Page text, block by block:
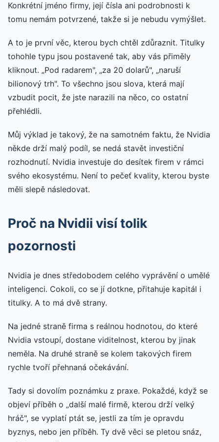
Konkrétní jméno firmy, její čísla ani podrobnosti k
tomu nemám potvrzené, takže si je nebudu vymýšlet.
A to je první věc, kterou bych chtěl zdůraznit. Titulky
tohohle typu jsou postavené tak, aby vás přiměly
kliknout. „Pod radarem", „za 20 dolarů", „naruší
bilionový trh". To všechno jsou slova, která mají
vzbudit pocit, že jste narazili na něco, co ostatní
přehlédli.
Můj výklad je takový, že na samotném faktu, že Nvidia
někde drží malý podíl, se nedá stavět investiční
rozhodnutí. Nvidia investuje do desítek firem v rámci
svého ekosystému. Není to pečeť kvality, kterou byste
měli slepě následovat.
Proč na Nvidii visí tolik
pozornosti
Nvidia je dnes středobodem celého vyprávění o umělé
inteligenci. Cokoli, co se jí dotkne, přitahuje kapitál i
titulky. A to má dvě strany.
Na jedné straně firma s reálnou hodnotou, do které
Nvidia vstoupí, dostane viditelnost, kterou by jinak
neměla. Na druhé straně se kolem takových firem
rychle tvoří přehnaná očekávání.
Tady si dovolím poznámku z praxe. Pokaždé, když se
objeví příběh o „další malé firmě, kterou drží velký
hráč", se vyplatí ptát se, jestli za tím je opravdu
byznys, nebo jen příběh. Ty dvě věci se pletou snáz,